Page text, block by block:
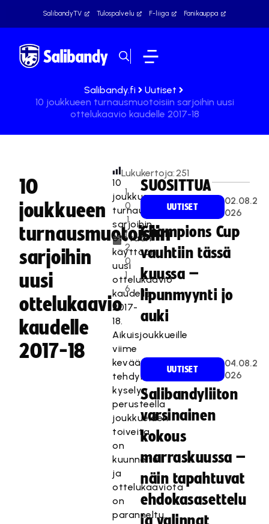
SalibandyTV Tulospalvelu F-liiga Fanikauppa
Salibandy.fi
Uutiset
10 joukkueen turnausmuotoisiin sarjoihin uusi
ottelukaavio kaudelle 2017-18
10
joukkueen
turnausmuotoisiin
sarjoihin
uusi
ottelukaavio
kaudelle
2017-18
1
0
.1
1.
2
0
1
6
Lukukertoja:251
10
joukkueen
turnausmuotoisiin
sarjoihin
otetaan
käyttöön
uusi
ottelukaavio
kaudelle
2017-
18.
Aikuisjoukkueille
viime
keväänä
tehdyn
kyselyn
perusteella
joukkueiden
toiveita
on
kuunneltu
ja
ottelukaaviota
on
paranneltu.
SUOSITTUA
UUTISET
02.08.2
026
Champions Cup
vauhtiin tässä
kuussa –
lipunmyynti jo
auki
UUTISET
04.08.2
026
Salibandyliiton
varsinainen
kokous
marraskuussa –
näin tapahtuvat
ehdokasasettelu